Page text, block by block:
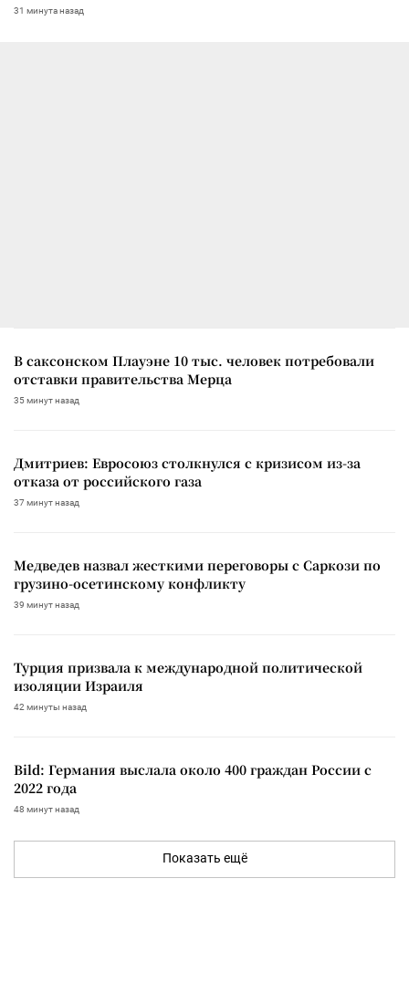
31 минута назад
В саксонском Плауэне 10 тыс. человек потребовали
отставки правительства Мерца
35 минут назад
Дмитриев: Евросоюз столкнулся с кризисом из-за
отказа от российского газа
37 минут назад
Медведев назвал жесткими переговоры с Саркози по
грузино-осетинскому конфликту
39 минут назад
Турция призвала к международной политической
изоляции Израиля
42 минуты назад
Bild: Германия выслала около 400 граждан России с
2022 года
48 минут назад
Показать ещё